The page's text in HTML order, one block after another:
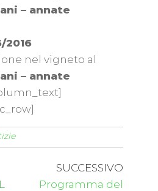
– annate
2016
nel vigneto al
– annate
SUCCESSIVO
Programma del